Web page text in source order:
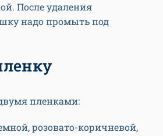
После удаления
надо промыть под
пленками:
розовато-коричневой,